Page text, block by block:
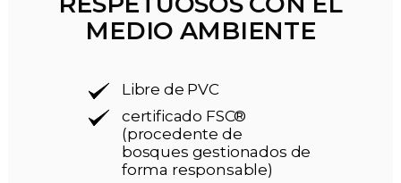
MEDIO AMBIENTE
Libre de PVC
certificado FSC®
(procedente de
bosques gestionados de
forma responsable)